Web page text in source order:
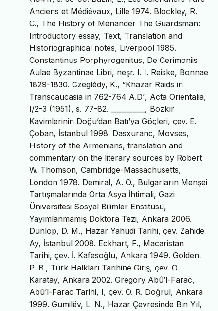
Anciens et Médiévaux, Lille 1974. Blockley, R.
C., The History of Menander The Guardsman:
Introductory essay, Text, Translation and
Historiographical notes, Liverpool 1985.
Constantinus Porphyrogenitus, De Cerimoniis
Aulae Byzantinae Libri, neşr. I. I. Reiske, Bonnae
1829-1830. Czeglédy, K., “Khazar Raids in
Transcaucasia in 762-764 A.D”, Acta Orientalia,
I/2-3 (1951), s. 77-82. __________, Bozkır
Kavimlerinin Doğu’dan Batı’ya Göçleri, çev. E.
Çoban, İstanbul 1998. Dasxuranc, Movses,
History of the Armenians, translation and
commentary on the literary sources by Robert
W. Thomson, Cambridge-Massachusetts,
London 1978. Demiral, A. O., Bulgarların Menşei
Tartışmalarında Orta Asya İhtimali, Gazi
Üniversitesi Sosyal Bilimler Enstitüsü,
Yayımlanmamış Doktora Tezi, Ankara 2006.
Dunlop, D. M., Hazar Yahudi Tarihi, çev. Zahide
Ay, İstanbul 2008. Eckhart, F., Macaristan
Tarihi, çev. İ. Kafesoğlu, Ankara 1949. Golden,
P. B., Türk Halkları Tarihine Giriş, çev. O.
Karatay, Ankara 2002. Gregory Abû’l-Farac,
Abû’l-Farac Tarihi, I, çev. Ö. R. Doğrul, Ankara
1999. Gumilёv, L. N., Hazar Çevresinde Bin Yıl,